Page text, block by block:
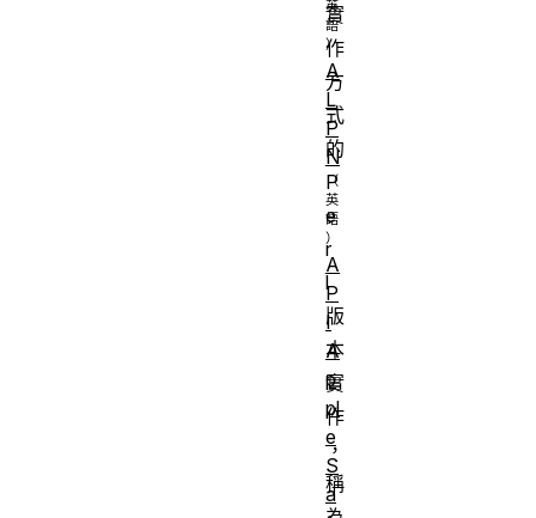
實
作
方
式
的
P
e
r
l
版
本
實
作
，
稱
A
L
P
N
A
P
I
A
p
pl
e
S
a